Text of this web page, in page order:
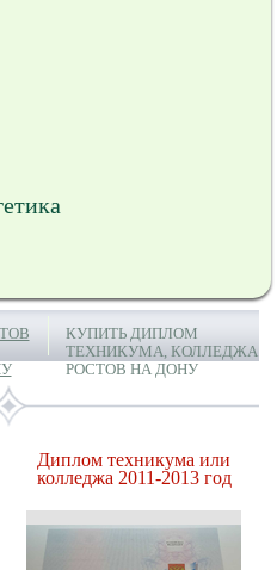
КУПИТЬ ДИПЛОМ
ТЕХНИКУМА, КОЛЛЕДЖА
РОСТОВ НА ДОНУ
Диплом техникума или
колледжа 2011-2013 год